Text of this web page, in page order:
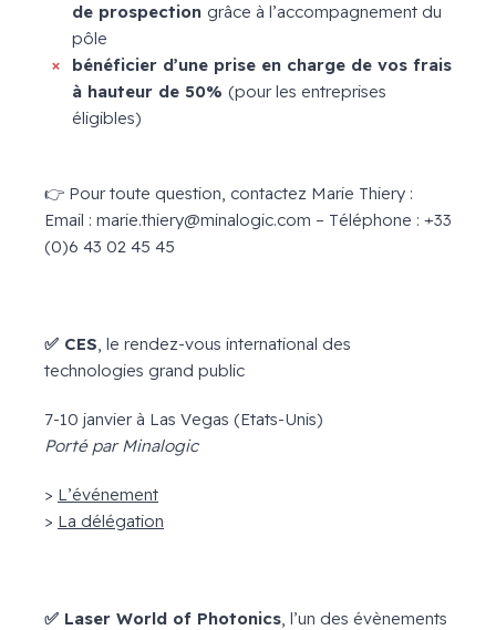
de prospection grâce à l’accompagnement du
pôle
bénéficier d’une prise en charge de vos frais
à hauteur de 50% (pour les entreprises
éligibles)
👉 Pour toute question, contactez Marie Thiery :
Email : marie.thiery@minalogic.com – Téléphone : +33
(0)6 43 02 45 45
✅ CES, le rendez-vous international des
technologies grand public
7-10 janvier à Las Vegas (Etats-Unis)
Porté par Minalogic
> L’événement
> La délégation
✅ Laser World of Photonics, l’un des évènements